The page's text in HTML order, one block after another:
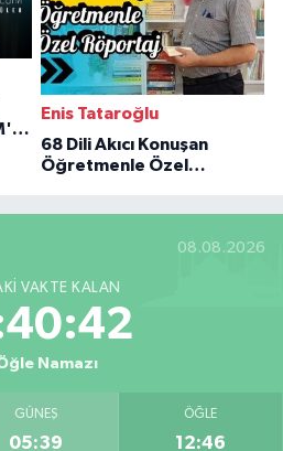
Enis Tataroğlu
68 Dili Akıcı Konuşan
Öğretmenle Özel
08.08.2026
VAKTE KALAN
Namazı
GÜNEŞ
05:39
ÖĞLE
12:46